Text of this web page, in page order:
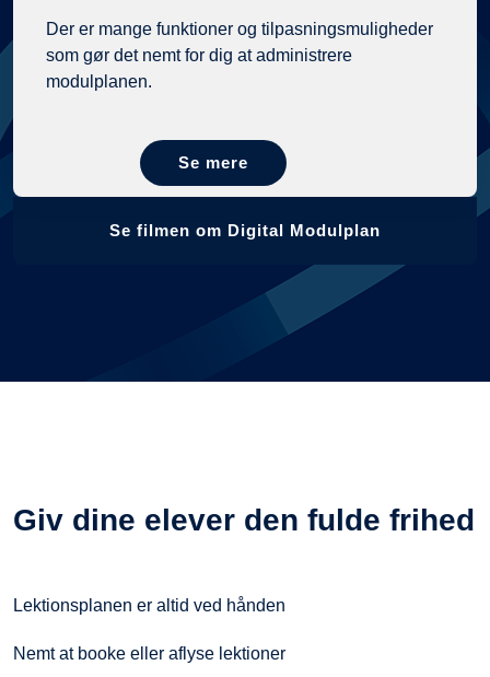
Der er mange funktioner og tilpasningsmuligheder
som gør det nemt for dig at administrere
modulplanen.
Se mere
Se filmen om Digital Modulplan
Giv dine elever den fulde frihed
Lektionsplanen er altid ved hånden
Nemt at booke eller aflyse lektioner